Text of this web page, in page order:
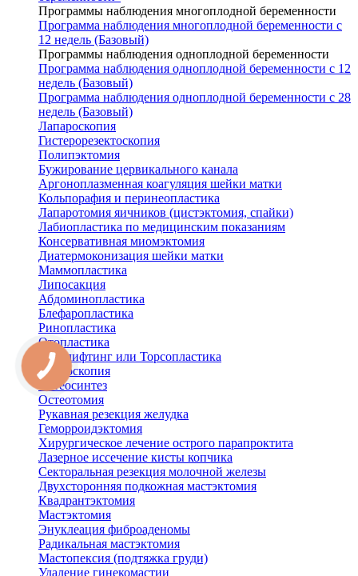
Программы наблюдения многоплодной беременности
Программа наблюдения многоплодной беременности с
12 недель (Базовый)
Программы наблюдения одноплодной беременности
Программа наблюдения одноплодной беременности с 12
недель (Базовый)
Программа наблюдения одноплодной беременности с 28
недель (Базовый)
Лапароскопия
Гистерорезектоскопия
Полипэктомия
Бужирование цервикального канала
Аргоноплазменная коагуляция шейки матки
Кольпорафия и перинеопластика
Лапаротомия яичников (цистэктомия, спайки)
Лабиопластика по медицинским показаниям
Консервативная миомэктомия
Диатермоконизация шейки матки
Маммопластика
Липосакция
Абдоминопластика
Блефаропластика
Ринопластика
Отопластика
Бодилифтинг или Торсопластика
Артроскопия
Остеосинтез
Остеотомия
Рукавная резекция желудка
Геморроидэктомия
Хирургическое лечение острого парапроктита
Лазерное иссечение кисты копчика
Секторальная резекция молочной железы
Двухсторонняя подкожная мастэктомия
Квадрантэктомия
Мастэктомия
Энуклеация фиброаденомы
Радикальная мастэктомия
Мастопексия (подтяжка груди)
Удаление гинекомастии